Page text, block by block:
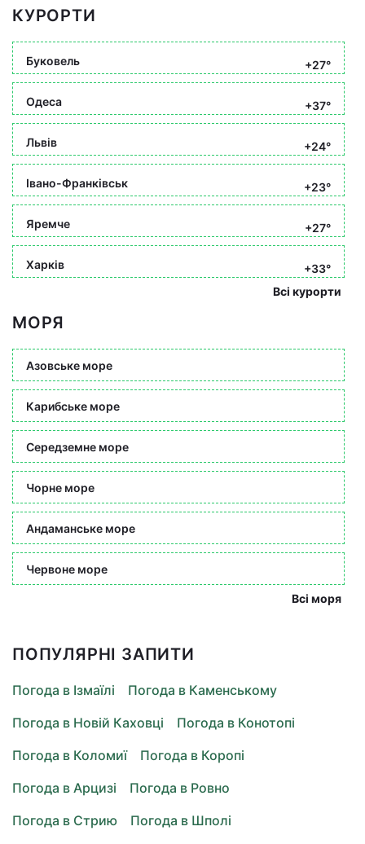
КУРОРТИ
Буковель +27°
Одеса +37°
Львів +24°
Івано-Франківськ +23°
Яремче +27°
Харків
+33°
Всі курорти
МОРЯ
Азовське море
Карибське море
Середземне море
Чорне море
Андаманське море
Червоне море
Всі моря
ПОПУЛЯРНІ ЗАПИТИ
Погода в Ізмаїлі
Погода в Каменському
Погода в Новій Каховці
Погода в Конотопі
Погода в Коломиї
Погода в Коропі
Погода в Арцизі
Погода в Ровно
Погода в Стрию
Погода в Шполі